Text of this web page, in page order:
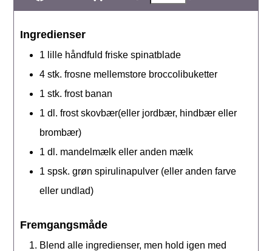
Ingredienser
1 lille håndfuldfriske spinatblade
4 stk. frosne mellemstore broccolibuketter
1 stk. frost banan
1 dl. frost skovbær(eller jordbær, hindbær eller
brombær)
1 dl. mandelmælk eller anden mælk
1 spsk. grøn spirulinapulver (eller anden farve
eller undlad)
Fremgangsmåde
Blend alle ingredienser, men hold igen med